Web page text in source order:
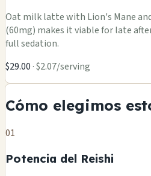
Oat milk latte with Lion's Mane
(60mg) makes it viable for late
full sedation.
$29.00 · $2.07/serving
Cómo elegimos
01
Potencia del Reishi